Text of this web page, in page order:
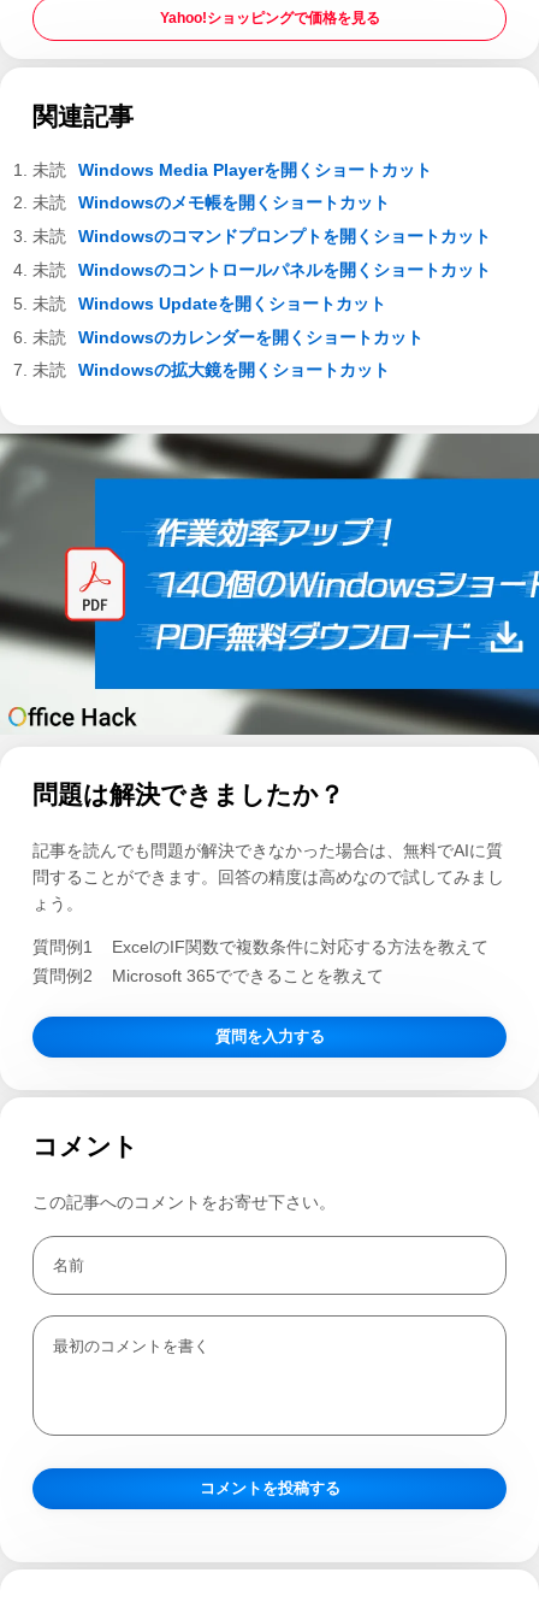
Yahoo!ショッピングで価格を見る
関連記事
Windows Media Playerを開くショートカット
Windowsのメモ帳を開くショートカット
Windowsのコマンドプロンプトを開くショートカット
Windowsのコントロールパネルを開くショートカット
Windows Updateを開くショートカット
Windowsのカレンダーを開くショートカット
Windowsの拡大鏡を開くショートカット
問題は解決できましたか？
記事を読んでも問題が解決できなかった場合は、無料でAIに質
問することができます。回答の精度は高めなので試してみまし
ょう。
質問例1
ExcelのIF関数で複数条件に対応する方法を教えて
質問例2
Microsoft 365でできることを教えて
質問を入力する
コメント
この記事へのコメントをお寄せ下さい。